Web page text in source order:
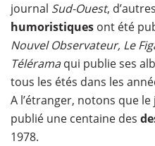
journal Sud-Ouest,
humoristiques ont été
Nouvel Observateur, Le
Téléramaqui publie ses
tous les étés dans les
A l’étranger, notons que
publié une centaine des
1978.